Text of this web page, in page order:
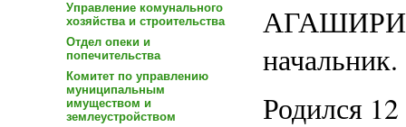
Управление комунального
хозяйства и строительства
Отдел опеки и
попечительства
Комитет по управлению
муниципальным
имуществом и
землеустройством
начальник.
Родился